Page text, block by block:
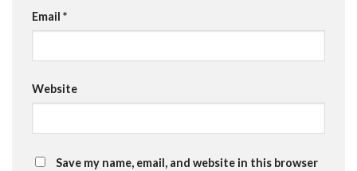
Email *
Website
Save my name, email, and website in this browser